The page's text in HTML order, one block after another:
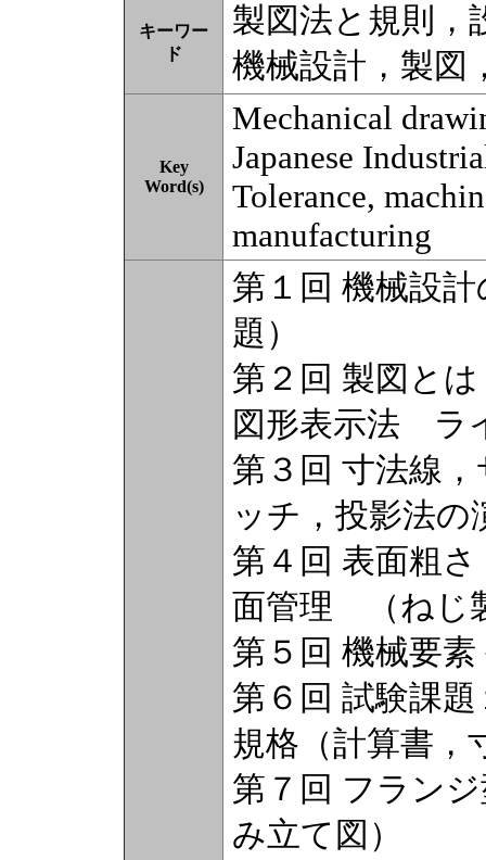
キーワー
ド
製図法と規則，
機械設計，製図
Key
Word(s)
Mechanical
Japanese
Tolerance,
manufacturing
第１回 機械設
題）
第２回 製図と
図形表示法 ラ
第３回 寸法線
ッチ，投影法の
第４回 表面粗
面管理 （ねじ
第５回 機械要
第６回 試験課
規格（計算書，
第７回 フラン
み立て図）